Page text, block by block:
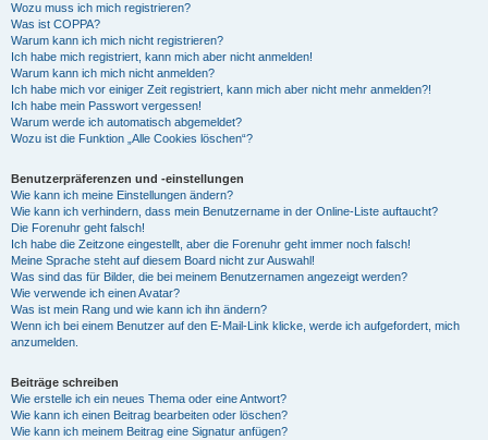
Wozu muss ich mich registrieren?
Was ist COPPA?
Warum kann ich mich nicht registrieren?
Ich habe mich registriert, kann mich aber nicht anmelden!
Warum kann ich mich nicht anmelden?
Ich habe mich vor einiger Zeit registriert, kann mich aber nicht mehr anmelden?!
Ich habe mein Passwort vergessen!
Warum werde ich automatisch abgemeldet?
Wozu ist die Funktion „Alle Cookies löschen“?
Benutzerpräferenzen und -einstellungen
Wie kann ich meine Einstellungen ändern?
Wie kann ich verhindern, dass mein Benutzername in der Online-Liste auftaucht?
Die Forenuhr geht falsch!
Ich habe die Zeitzone eingestellt, aber die Forenuhr geht immer noch falsch!
Meine Sprache steht auf diesem Board nicht zur Auswahl!
Was sind das für Bilder, die bei meinem Benutzernamen angezeigt werden?
Wie verwende ich einen Avatar?
Was ist mein Rang und wie kann ich ihn ändern?
Wenn ich bei einem Benutzer auf den E-Mail-Link klicke, werde ich aufgefordert, mich
anzumelden.
Beiträge schreiben
Wie erstelle ich ein neues Thema oder eine Antwort?
Wie kann ich einen Beitrag bearbeiten oder löschen?
Wie kann ich meinem Beitrag eine Signatur anfügen?